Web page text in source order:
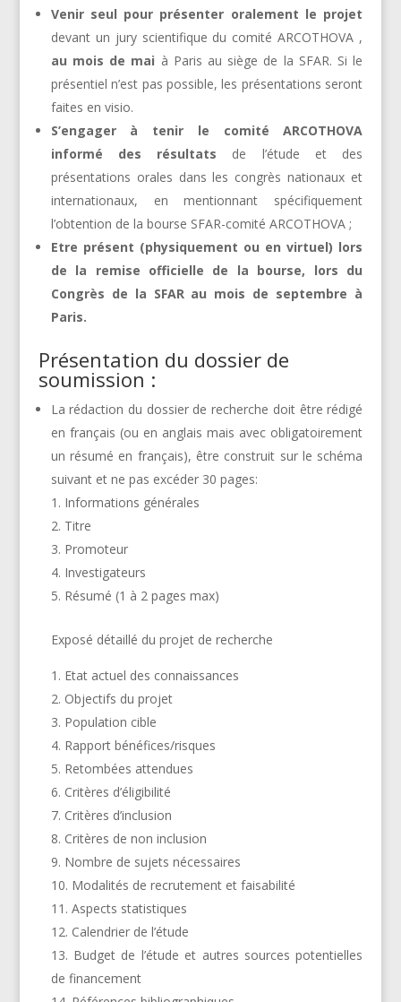
Venir seul pour présenter oralement le projet
devant un jury scientifique du comité ARCOTHOVA ,
au mois de mai à Paris au siège de la SFAR. Si le
présentiel n’est pas possible, les présentations seront
faites en visio.
S’engager à tenir le comité ARCOTHOVA
informé des résultats de l’étude et des
présentations orales dans les congrès nationaux et
internationaux, en mentionnant spécifiquement
l’obtention de la bourse SFAR-comité ARCOTHOVA ;
Etre présent (physiquement ou en virtuel) lors
de la remise officielle de la bourse, lors du
Congrès de la SFAR au mois de septembre à
Paris.
Présentation du dossier de
soumission :
La rédaction du dossier de recherche doit être rédigé
en français (ou en anglais mais avec obligatoirement
un résumé en français), être construit sur le schéma
suivant et ne pas excéder 30 pages:
Informations générales
Titre
Promoteur
Investigateurs
Résumé (1 à 2 pages max)
Exposé détaillé du projet de recherche
Etat actuel des connaissances
Objectifs du projet
Population cible
Rapport bénéfices/risques
Retombées attendues
Critères d’éligibilité
Critères d’inclusion
Critères de non inclusion
Nombre de sujets nécessaires
Modalités de recrutement et faisabilité
Aspects statistiques
Calendrier de l’étude
Budget de l’étude et autres sources potentielles
de financement